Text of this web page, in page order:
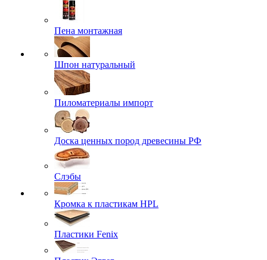
Пена монтажная
Шпон натуральный
Пиломатериалы импорт
Доска ценных пород древесины РФ
Слэбы
Кромка к пластикам HPL
Пластики Fenix